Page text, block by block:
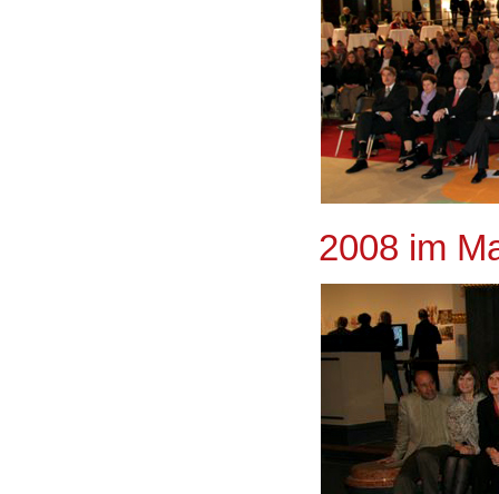
2008 im